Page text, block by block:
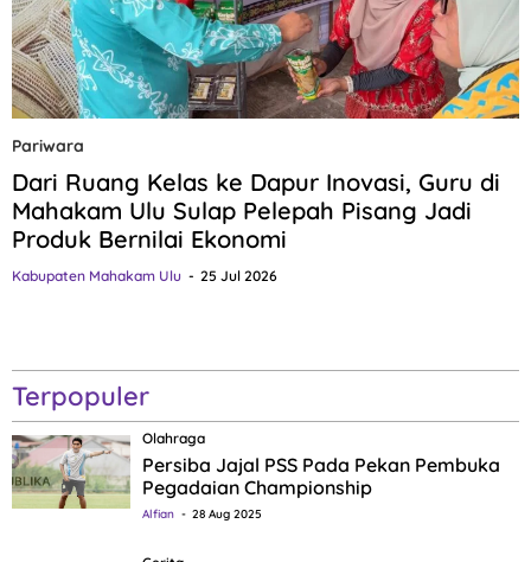
Pariwara
Dari Ruang Kelas ke Dapur Inovasi, Guru di
Mahakam Ulu Sulap Pelepah Pisang Jadi
Produk Bernilai Ekonomi
Kabupaten Mahakam Ulu 25 Jul 2026
Terpopuler
Olahraga
Persiba Jajal PSS Pada Pekan Pembuka
Pegadaian Championship
Alfian 28 Aug 2025